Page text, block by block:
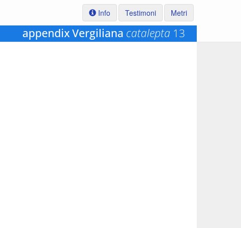
Info Testimoni Metri
appendix Vergiliana catalepta 13